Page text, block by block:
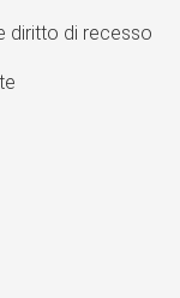
diritto di recesso